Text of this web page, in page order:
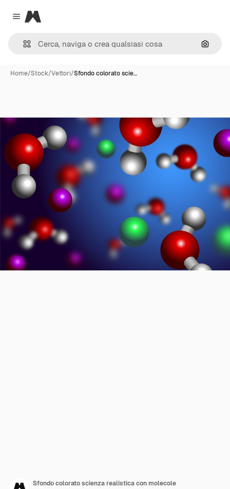
Close menu
Magnific
Cerca
Home/Stock/Vettori/Sfondo colorato scie…
Sfondo colorato scienza realistica con molecole